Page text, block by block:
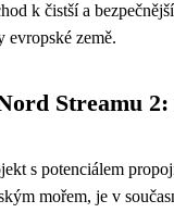
k čistší a
evropské země.
Streamu
s potenciálem
mořem, je v